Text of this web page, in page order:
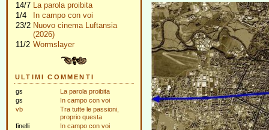
14/7 La parola proibita
1/4
In campo con voi
23/2 Nuovo cinema Luftansia
(2026)
11/2 Wormslayer
ULTIMI COMMENTI
gs
La parola proibita
gs
In campo con voi
vb
Tra tutte le passioni,
proprio questa
finelli
In campo con voi